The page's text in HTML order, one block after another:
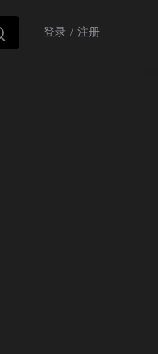
登录 / 注册